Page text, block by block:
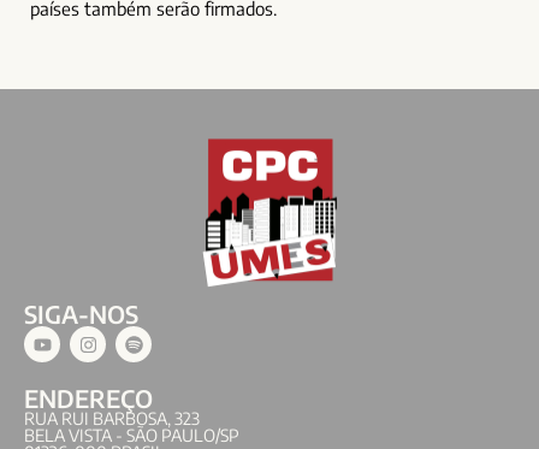
países também serão firmados.
SIGA-NOS
ENDEREÇO
RUA RUI BARBOSA, 323
BELA VISTA - SÃO PAULO/SP